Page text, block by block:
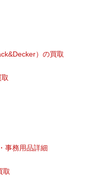
）の買取
事務用品詳細
取